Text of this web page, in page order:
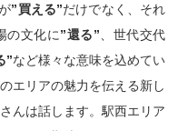
”買える”だけでなく、それ
の文化に”還る” 、世代交代
”など様々な意味を込めてい
エリアの魅力を伝える新し
んは話します。駅西エリア